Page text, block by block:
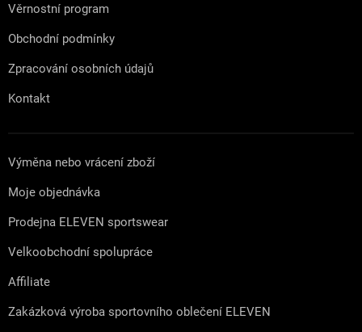
Věrnostní program
Obchodní podmínky
Zpracování osobních údajů
Kontakt
Výměna nebo vrácení zboží
Moje objednávka
Prodejna ELEVEN sportswear
Velkoobchodní spolupráce
Affiliate
Zakázková výroba sportovního oblečení ELEVEN